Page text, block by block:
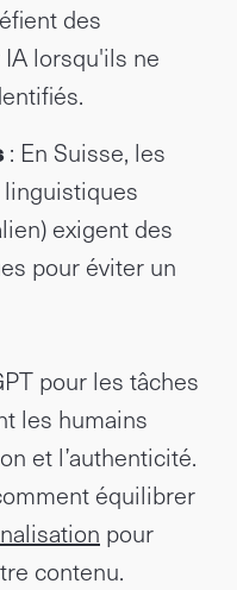
des
lorsqu'ils ne
: En Suisse, les
exigent des
pour éviter un
pour les tâches
les humains
et l’authenticité.
équilibrer
pour
contenu.